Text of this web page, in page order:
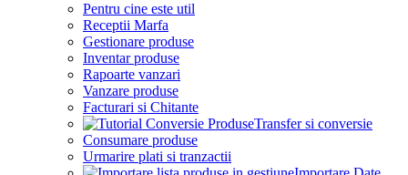
Pentru cine este util
Receptii Marfa
Gestionare produse
Inventar produse
Rapoarte vanzari
Vanzare produse
Facturari si Chitante
Transfer si conversie
Consumare produse
Urmarire plati si tranzactii